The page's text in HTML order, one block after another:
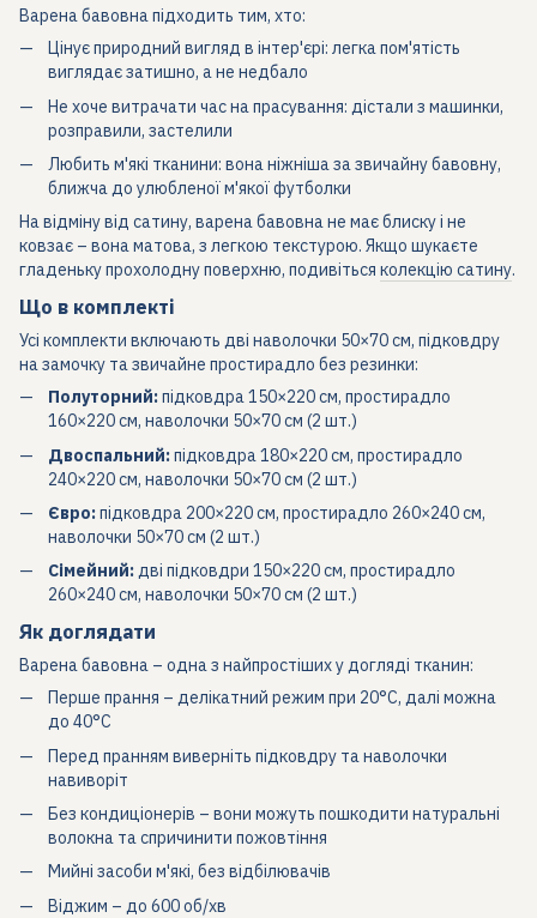
Варена бавовна підходить тим, хто:
Цінує природний вигляд в інтер'єрі: легка пом'ятість
виглядає затишно, а не недбало
Не хоче витрачати час на прасування: дістали з машинки,
розправили, застелили
Любить м'які тканини: вона ніжніша за звичайну бавовну,
ближча до улюбленої м'якої футболки
На відміну від сатину, варена бавовна не має блиску і не
ковзає – вона матова, з легкою текстурою. Якщо шукаєте
гладеньку прохолодну поверхню, подивіться колекцію сатину.
Що в комплекті
Усі комплекти включають дві наволочки 50×70 см, підковдру
на замочку та звичайне простирадло без резинки:
Полуторний:підковдра 150×220 см, простирадло
160×220 см, наволочки 50×70 см (2 шт.)
Двоспальний:підковдра 180×220 см, простирадло
240×220 см, наволочки 50×70 см (2 шт.)
Євро:підковдра 200×220 см, простирадло 260×240 см,
наволочки 50×70 см (2 шт.)
Сімейний:дві підковдри 150×220 см, простирадло
260×240 см, наволочки 50×70 см (2 шт.)
Як доглядати
Варена бавовна – одна з найпростіших у догляді тканин:
Перше прання – делікатний режим при 20°C, далі можна
до 40°C
Перед пранням виверніть підковдру та наволочки
навиворіт
Без кондиціонерів – вони можуть пошкодити натуральні
волокна та спричинити пожовтіння
Мийні засоби м'які, без відбілювачів
Віджим – до 600 об/хв